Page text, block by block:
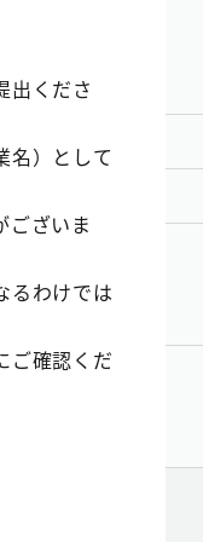
出くださ
）として
ございま
るわけでは
ご確認くだ